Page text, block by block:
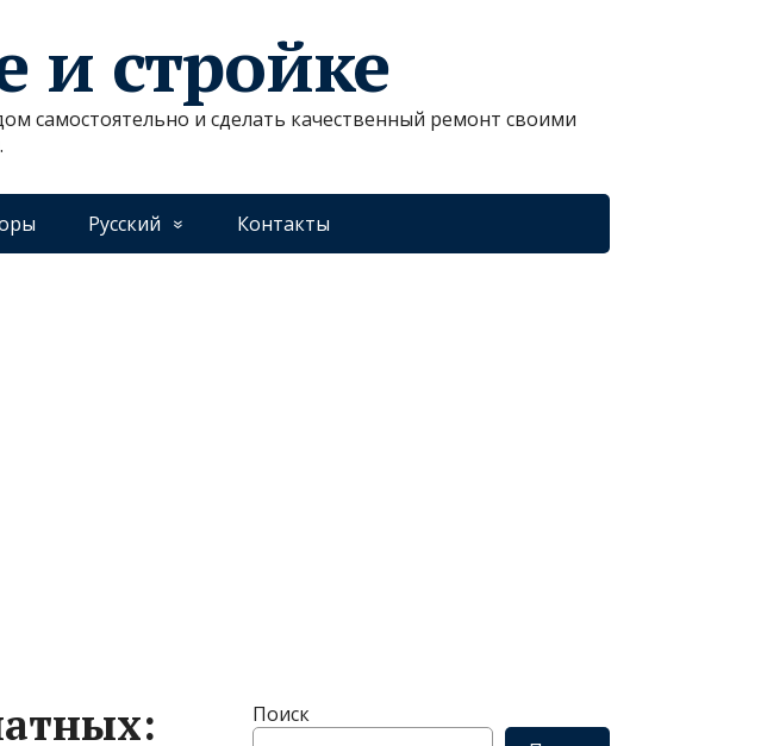
и стройке
самостоятельно и сделать качественный ремонт своими
Русский Контакты
Поиск